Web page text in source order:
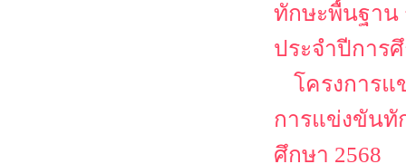
ทักษะพื้นฐาน
ประจำปีการ
โครงการ
การแข่งขันทั
ศึกษา 2568